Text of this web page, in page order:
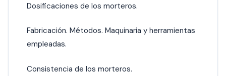
Dosificaciones de los morteros.
Fabricación. Métodos. Maquinaria y herramientas
empleadas.
Consistencia de los morteros.